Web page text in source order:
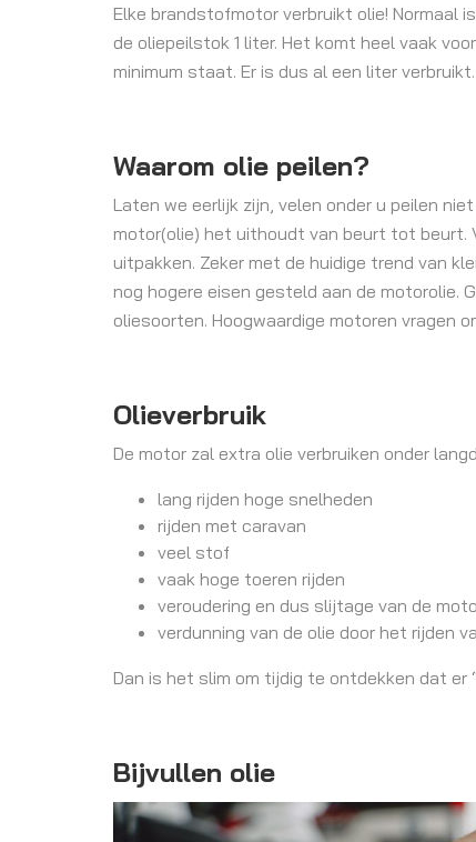
Elke brandstofmotor verbruikt olie!
de oliepeilstok 1 liter. Het komt heel vaak
minimum staat. Er is dus al een liter
Waarom olie peilen?
Laten we eerlijk zijn, velen onder u peilen
motor(olie) het uithoudt van beurt tot beurt.
uitpakken. Zeker met de huidige trend van
nog hogere eisen gesteld aan de motorolie.
oliesoorten. Hoogwaardige motoren vragen
Olieverbruik
De motor zal extra olie verbruiken onder
lang rijden hoge snelheden
rijden met caravan
veel stof
vaak hoge toeren rijden
veroudering en dus slijtage van de
verdunning van de olie door het rijden
Dan is het slim om tijdig te ontdekken dat er
Bijvullen olie